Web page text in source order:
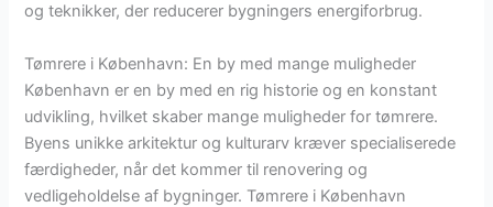
og teknikker, der reducerer bygningers energiforbrug.
Tømrere i København: En by med mange muligheder
København er en by med en rig historie og en konstant
udvikling, hvilket skaber mange muligheder for tømrere.
Byens unikke arkitektur og kulturarv kræver specialiserede
færdigheder, når det kommer til renovering og
vedligeholdelse af bygninger. Tømrere i København